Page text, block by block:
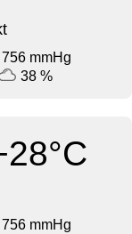
756 mmHg
38 %
756 mmHg